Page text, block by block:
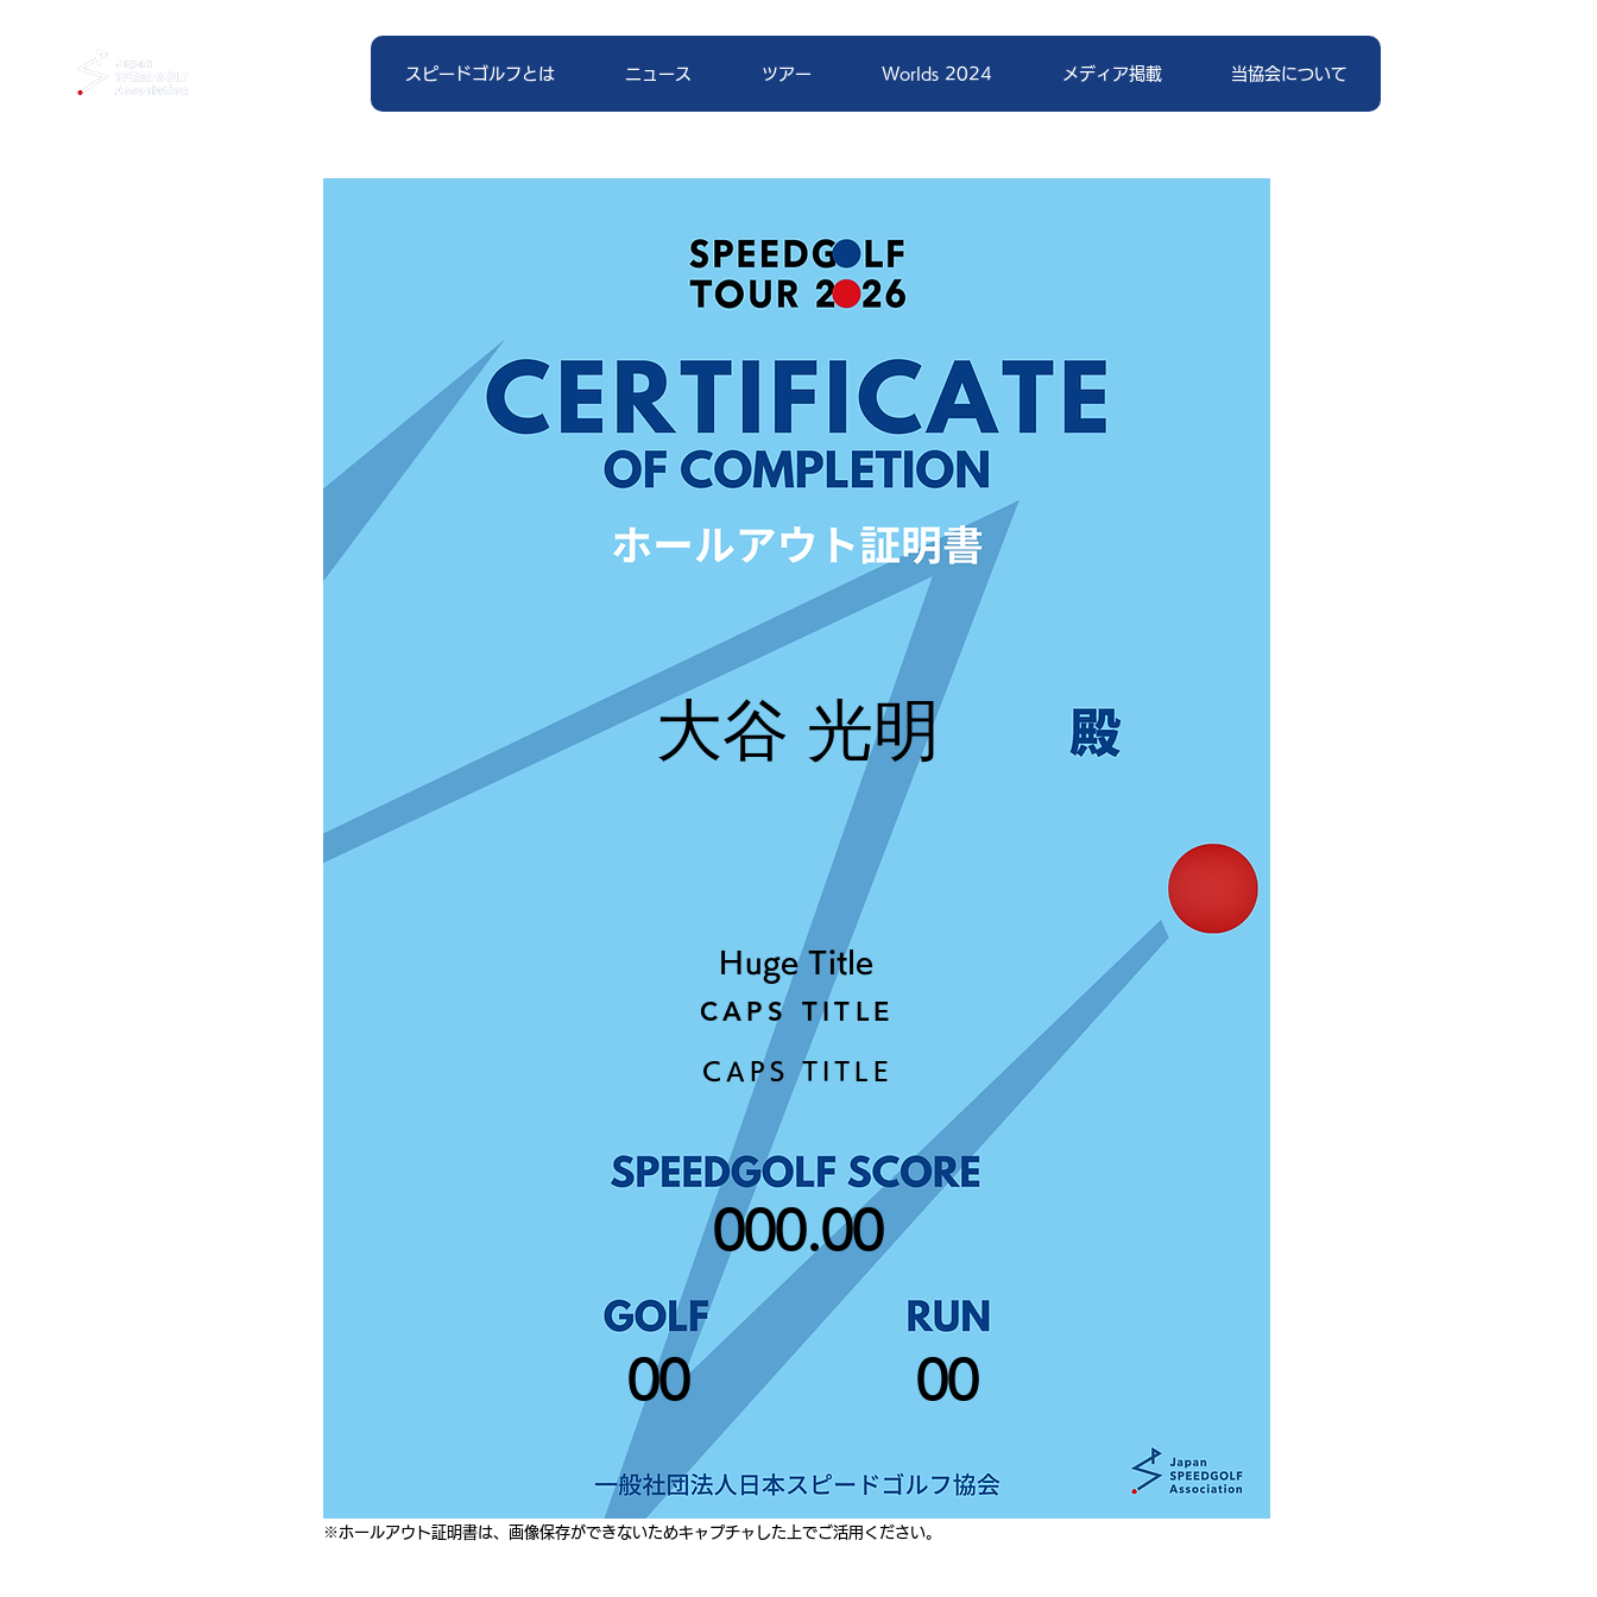
スピードゴルフとは ニュース ツアー Worlds 2024 メディア掲載 当協会について
大谷 光明
Huge Title
CAPS TITLE
CAPS TITLE
000.00
00 00
※ホールアウト証明書は、画像保存ができないためキャプチャした上でご活用ください。